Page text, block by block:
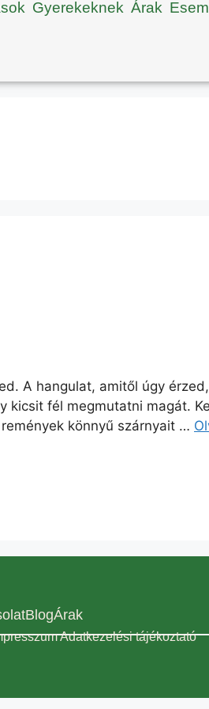
Gyerekeknek Árak
A hangulat, amitől úgy
fél megmutatni magát.
könnyű szárnyait …
BlogÁrak
Adatkezelési tájékoztató